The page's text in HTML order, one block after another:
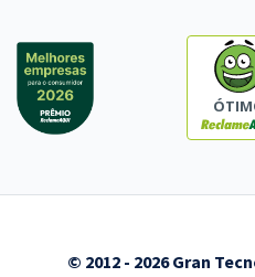
© 2012 - 2026 Gran